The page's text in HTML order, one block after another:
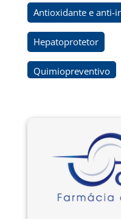
Antioxidante e anti-
Hepatoprotetor
Quimiopreventivo